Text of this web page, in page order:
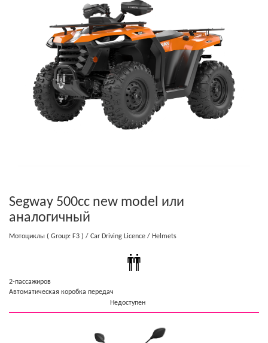
Segway 500cc new model или
аналогичный
Мотоциклы ( Group: F3 ) / Car Driving Licence / Helmets
2-пассажиров
Автоматическая коробка передач
Недоступен